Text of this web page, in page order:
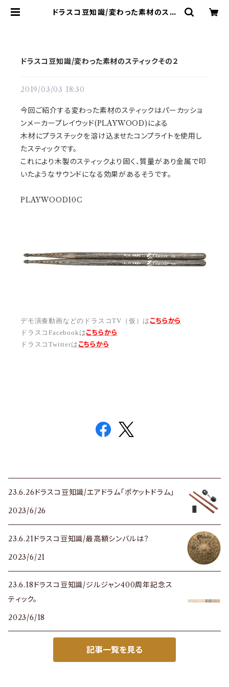
ドラスコ豆知識/変わった素材のステ
ドラスコ豆知識/変わった素材のスティックその２
2019/03/03 18:30
今回ご紹介する変わった素材のスティックはパーカッショ
ンメーカープレイウッド(PLAYWOOD)による
木材にプラスチックを溶け込ませたコンプライトを使用し
たスティックです。
これにより木製のスティックより固く、質量があり金属で叩
いたようなサウンドになる効果があるそうです。
PLAYWOOD10C
デモ演奏動画などのドラスコTV（仮）は こちらから
ドラスコFacebookはこちらから
ドラスコTwitterは こちらから
23.6.26ドラスコ豆知識/エアドラム「ポケットドラム」
2023/6/26
23.6.21ドラスコ豆知識/最高額シンバルは？
2023/6/21
23.6.18ドラスコ豆知識/ジルジャン400周年記念ス
ティック。
2023/6/18
記事一覧を見る